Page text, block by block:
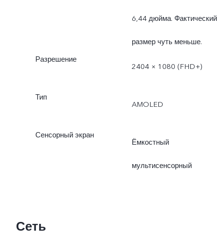
6,44 дюйма. Фактический
размер чуть меньше.
Разрешение
2404 × 1080 (FHD+)
Тип
AMOLED
Сенсорный экран
Ёмкостный
мультисенсорный
Сеть